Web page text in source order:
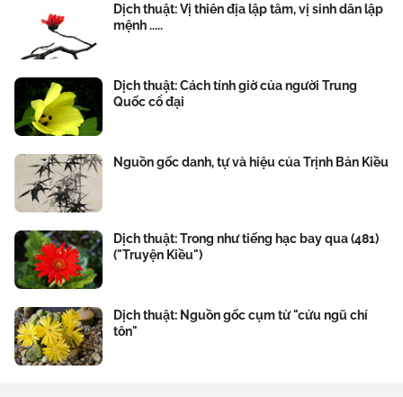
Dịch thuật: Vị thiên địa lập tâm, vị sinh dân lập
mệnh .....
Dịch thuật: Cách tính giờ của người Trung
Quốc cổ đại
Nguồn gốc danh, tự và hiệu của Trịnh Bản Kiều
Dịch thuật: Trong như tiếng hạc bay qua (481)
("Truyện Kiều")
Dịch thuật: Nguồn gốc cụm từ "cửu ngũ chí
tôn"